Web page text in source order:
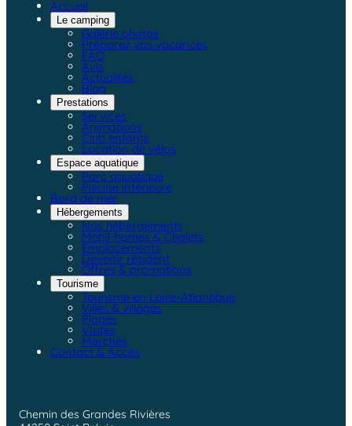
Accueil
Le camping
Galerie photos
Préparez vos vacances
FAQ
Avis
Actualités
Blog
Prestations
Services
Animations
Club enfants
Location de vélos
Espace aquatique
Parc aquatique
Piscine intérieure
Bord de mer
Hébergements
Nos hébergements
Mobil-homes & Chalets
Emplacements
Devenir résident
Offres & promotions
Tourisme
Tourisme en Loire-Atlantique
Villes & villages
Plages
Visites
Marchés
Contact & Accès
Chemin des Grandes Rivières